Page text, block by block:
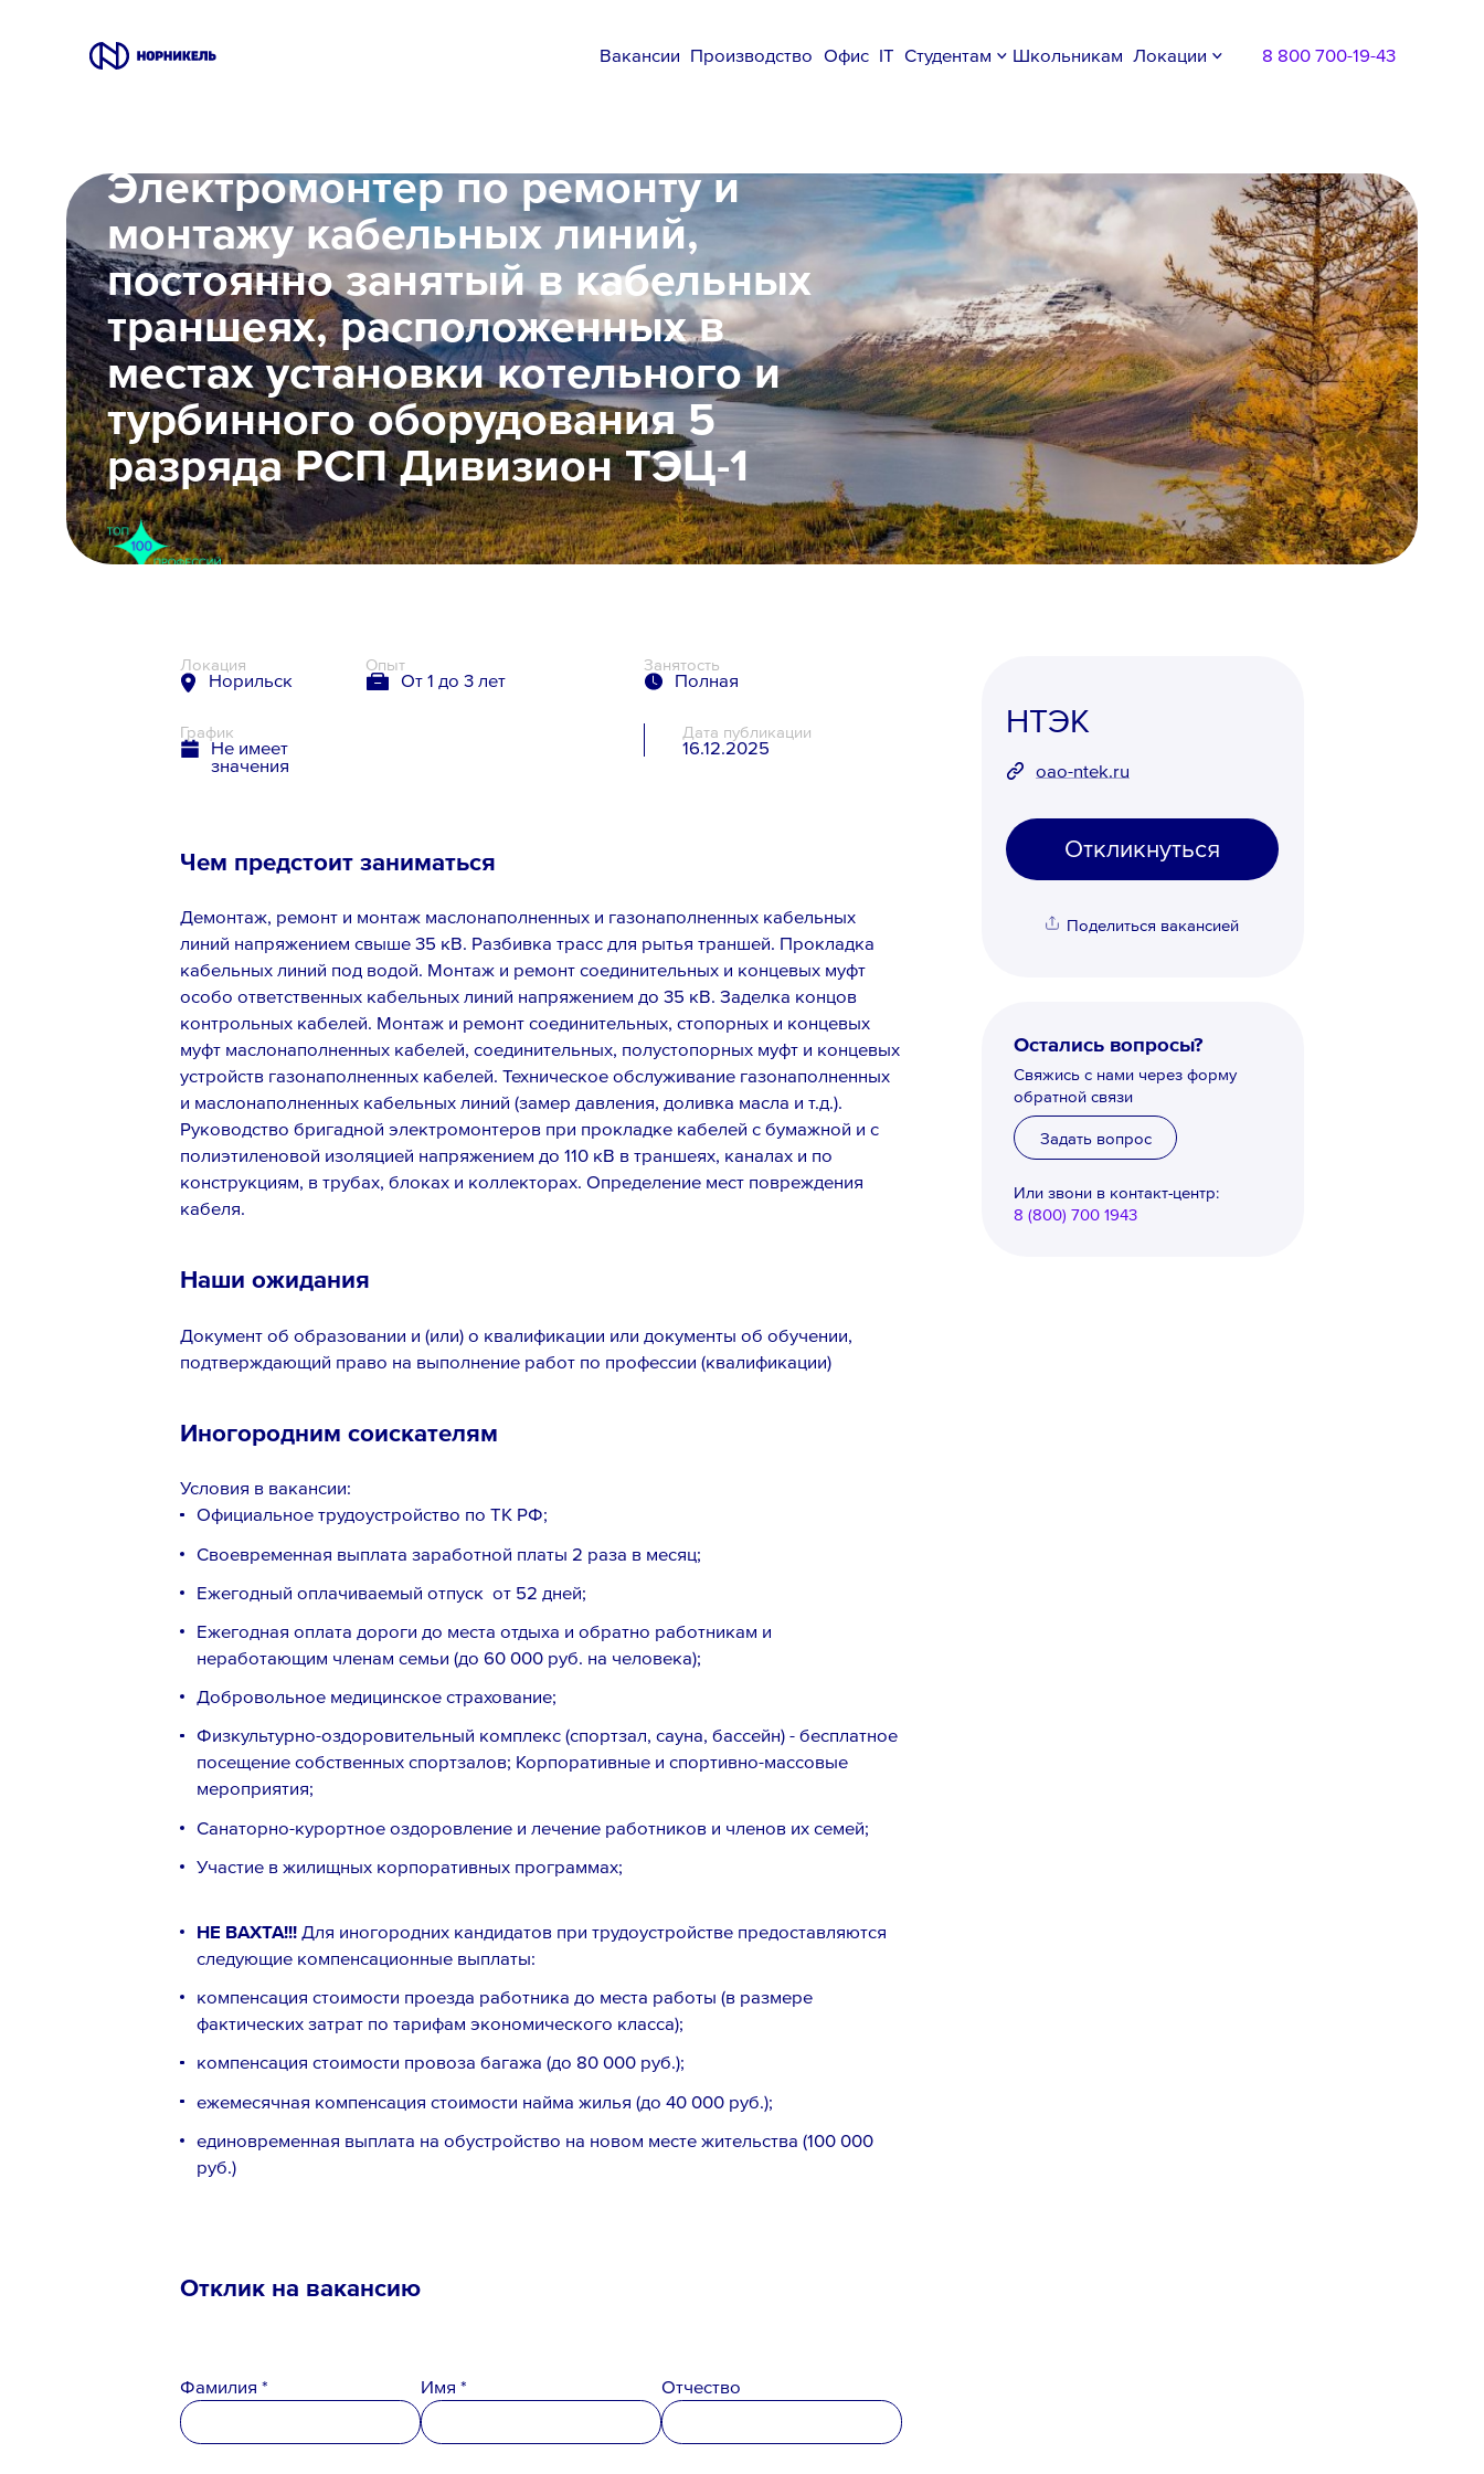
Вакансии Производство Офис IT Студентам Школьникам Локации 8 800 700-19-43
Производство
Офис
Студентам
Школьникам
Локации
8 800 700-19-43
Электромонтер по ремонту и
монтажу кабельных линий,
постоянно занятый в кабельных
траншеях, расположенных в
местах установки котельного и
турбинного оборудования 5
разряда РСП Дивизион ТЭЦ-1
Локация
Норильск
Опыт
От 1 до 3 лет
Занятость
Полная
График
Не имеет
значения
Дата публикации
16.12.2025
Чем предстоит заниматься
Демонтаж, ремонт и монтаж маслонаполненных и газонаполненных кабельных
линий напряжением свыше 35 кВ. Разбивка трасс для рытья траншей. Прокладка
кабельных линий под водой. Монтаж и ремонт соединительных и концевых муфт
особо ответственных кабельных линий напряжением до 35 кВ. Заделка концов
контрольных кабелей. Монтаж и ремонт соединительных, стопорных и концевых
муфт маслонаполненных кабелей, соединительных, полустопорных муфт и концевых
устройств газонаполненных кабелей. Техническое обслуживание газонаполненных
и маслонаполненных кабельных линий (замер давления, доливка масла и т.д.).
Руководство бригадной электромонтеров при прокладке кабелей с бумажной и с
полиэтиленовой изоляцией напряжением до 110 кВ в траншеях, каналах и по
конструкциям, в трубах, блоках и коллекторах. Определение мест повреждения
кабеля.
Наши ожидания
Документ об образовании и (или) о квалификации или документы об обучении,
подтверждающий право на выполнение работ по профессии (квалификации)
Иногородним соискателям
Условия в вакансии:
Официальное трудоустройство по ТК РФ;
Своевременная выплата заработной платы 2 раза в месяц;
Ежегодный оплачиваемый отпуск от 52 дней;
Ежегодная оплата дороги до места отдыха и обратно работникам и
неработающим членам семьи (до 60 000 руб. на человека);
Добровольное медицинское страхование;
Физкультурно-оздоровительный комплекс (спортзал, сауна, бассейн) - бесплатное
посещение собственных спортзалов; Корпоративные и спортивно-массовые
мероприятия;
Санаторно-курортное оздоровление и лечение работников и членов их семей;
Участие в жилищных корпоративных программах;
НЕ ВАХТА!!!Для иногородних кандидатов при трудоустройстве предоставляются
следующие компенсационные выплаты:
компенсация стоимости проезда работника до места работы (в размере
фактических затрат по тарифам экономического класса);
компенсация стоимости провоза багажа (до 80 000 руб.);
ежемесячная компенсация стоимости найма жилья (до 40 000 руб.);
единовременная выплата на обустройство на новом месте жительства (100 000
руб.)
НТЭК
oao-ntek.ru
Откликнуться
Поделиться вакансией
Остались вопросы?
Свяжись с нами через форму
обратной связи
Задать вопрос
Или звони в контакт-центр:
8 (800) 700 1943
Отклик на вакансию
Фамилия * Имя * Отчество